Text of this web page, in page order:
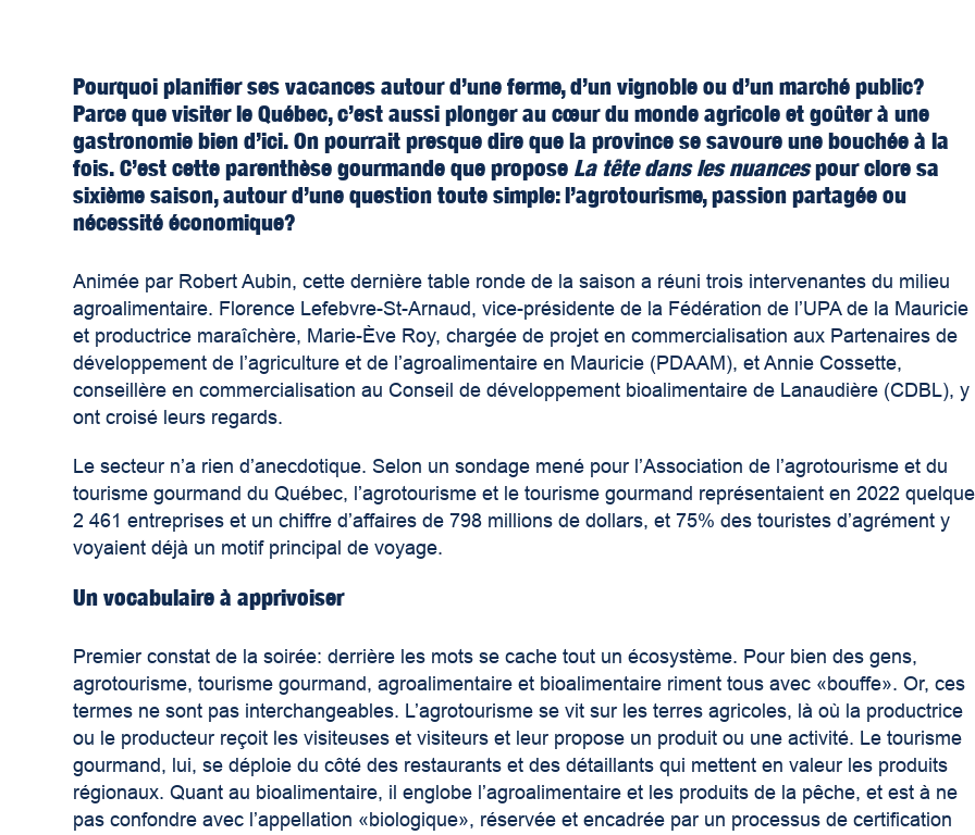
Pourquoi planifier ses vacances autour d’une ferme, d’un vignoble ou d’un marché public?
Parce que visiter le Québec, c’est aussi plonger au cœur du monde agricole et goûter à une
gastronomie bien d’ici. On pourrait presque dire que la province se savoure une bouchée à la
fois. C’est cette parenthèse gourmande que propose La tête dans les nuancespour clore sa
sixième saison, autour d’une question toute simple: l’agrotourisme, passion partagée ou
nécessité économique?
Animée par Robert Aubin, cette dernière table ronde de la saison a réuni trois intervenantes du milieu
agroalimentaire. Florence Lefebvre-St-Arnaud, vice-présidente de la Fédération de l’UPA de la Mauricie
et productrice maraîchère, Marie-Ève Roy, chargée de projet en commercialisation aux Partenaires de
développement de l’agriculture et de l’agroalimentaire en Mauricie (PDAAM), et Annie Cossette,
conseillère en commercialisation au Conseil de développement bioalimentaire de Lanaudière (CDBL), y
ont croisé leurs regards.
Le secteur n’a rien d’anecdotique. Selon un sondage mené pour l’Association de l’agrotourisme et du
tourisme gourmand du Québec, l’agrotourisme et le tourisme gourmand représentaient en 2022 quelque
2 461 entreprises et un chiffre d’affaires de 798 millions de dollars, et 75% des touristes d’agrément y
voyaient déjà un motif principal de voyage.
Un vocabulaire à apprivoiser
Premier constat de la soirée: derrière les mots se cache tout un écosystème. Pour bien des gens,
agrotourisme, tourisme gourmand, agroalimentaire et bioalimentaire riment tous avec «bouffe». Or, ces
termes ne sont pas interchangeables. L’agrotourisme se vit sur les terres agricoles, là où la productrice
ou le producteur reçoit les visiteuses et visiteurs et leur propose un produit ou une activité. Le tourisme
gourmand, lui, se déploie du côté des restaurants et des détaillants qui mettent en valeur les produits
régionaux. Quant au bioalimentaire, il englobe l’agroalimentaire et les produits de la pêche, et est à ne
pas confondre avec l’appellation «biologique», réservée et encadrée par un processus de certification